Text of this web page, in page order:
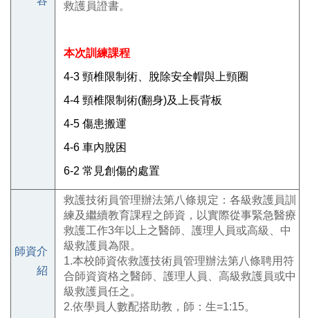
救護員證書。
本次訓練課程
4-3 頸椎限制術、脫除安全帽與上頸圈
4-4 頸椎限制術(翻身)及上長背板
4-5 傷患搬運
4-6 車內脫困
6-2 常見創傷的處置
師資介
紹
救護技術員管理辦法第八條規定：各級救護員訓
練及繼續教育課程之師資，以實際從事緊急醫療
救護工作3年以上之醫師、護理人員或高級、中
級救護員為限。
1.本校師資依救護技術員管理辦法第八條聘用符
合師資資格之醫師、護理人員、高級救護員或中
級救護員任之。
2.依學員人數配搭助教，師：生=1:15。